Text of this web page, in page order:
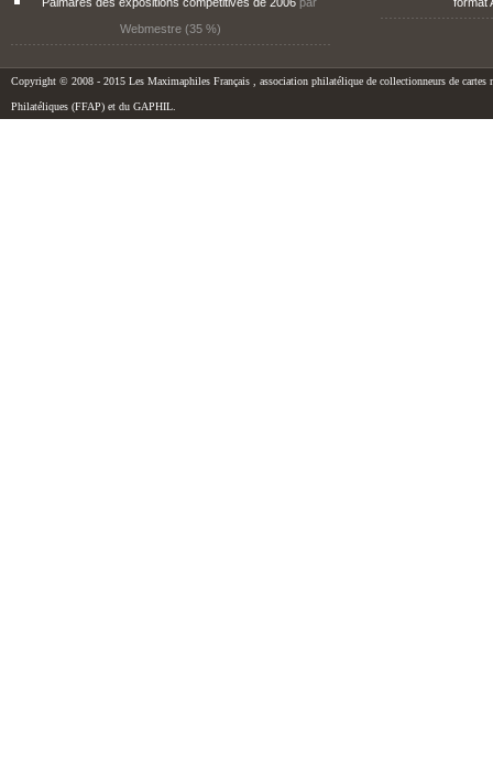
Webmestre (35 %)
Copyright © 2008 - 2015 Les Maximaphiles Français , association philatélique de collectionneurs de
Philatéliques (FFAP) et du GAPHIL.